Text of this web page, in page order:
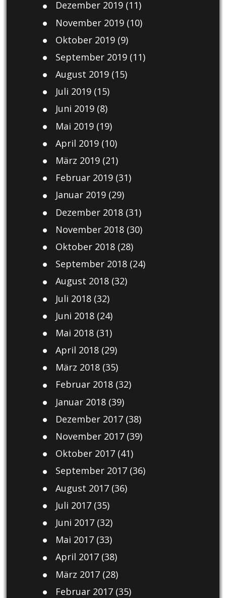
Dezember 2019(11)
November 2019(10)
Oktober 2019(9)
September 2019(11)
August 2019(15)
Juli 2019(15)
Juni 2019(8)
Mai 2019(19)
April 2019(10)
März 2019(21)
Februar 2019(31)
Januar 2019(29)
Dezember 2018(31)
November 2018(30)
Oktober 2018(28)
September 2018(24)
August 2018(32)
Juli 2018(32)
Juni 2018(24)
Mai 2018(31)
April 2018(29)
März 2018(35)
Februar 2018(32)
Januar 2018(39)
Dezember 2017(38)
November 2017(39)
Oktober 2017(41)
September 2017(36)
August 2017(36)
Juli 2017(35)
Juni 2017(32)
Mai 2017(33)
April 2017(38)
März 2017(28)
Februar 2017(35)